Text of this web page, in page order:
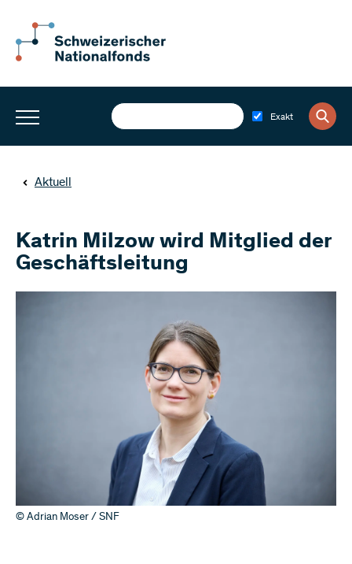
Exakt
Aktuell
Katrin Milzow wird Mitglied der
Geschäftsleitung
© Adrian Moser / SNF